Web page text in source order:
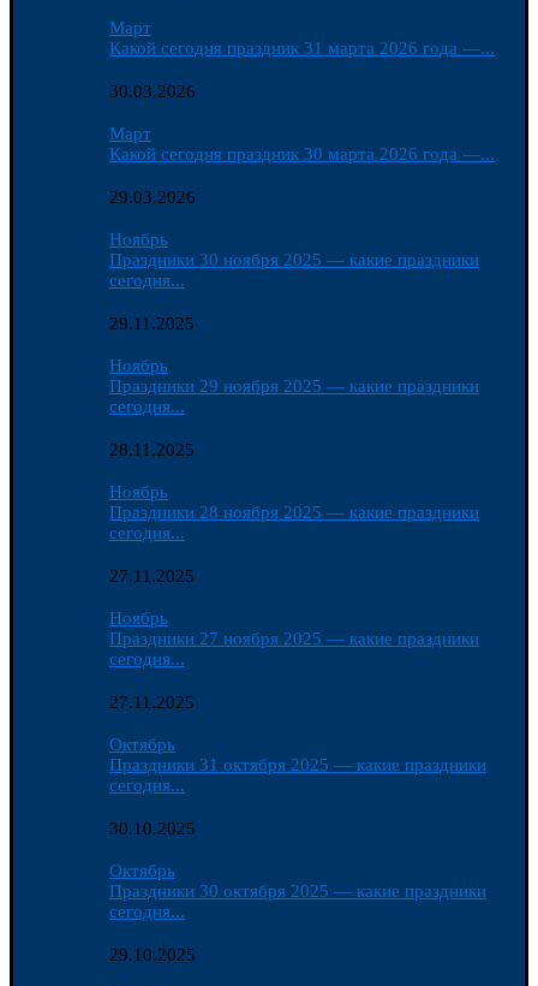
Март
Какой сегодня праздник 31 марта 2026 года —...
30.03.2026
Март
Какой сегодня праздник 30 марта 2026 года —...
29.03.2026
Ноябрь
Праздники 30 ноября 2025 — какие праздники
сегодня...
29.11.2025
Ноябрь
Праздники 29 ноября 2025 — какие праздники
сегодня...
28.11.2025
Ноябрь
Праздники 28 ноября 2025 — какие праздники
сегодня...
27.11.2025
Ноябрь
Праздники 27 ноября 2025 — какие праздники
сегодня...
27.11.2025
Октябрь
Праздники 31 октября 2025 — какие праздники
сегодня...
30.10.2025
Октябрь
Праздники 30 октября 2025 — какие праздники
сегодня...
29.10.2025